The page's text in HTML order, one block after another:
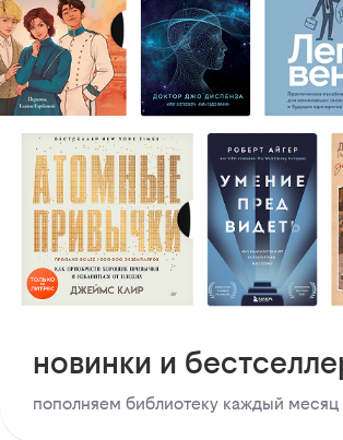
новинки и
пополняем библиотеку каждый месяц